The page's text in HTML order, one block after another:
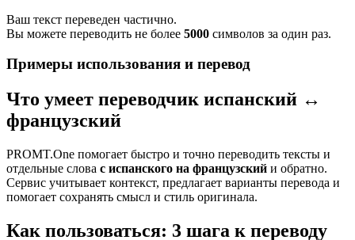
Ваш текст переведен частично.
Вы можете переводить не более 5000 символов за один раз.
Примеры использования и перевод
Что умеет переводчик испанский ↔
французский
PROMT.One помогает быстро и точно переводить тексты и
отдельные слова с испанского на французский и обратно.
Сервис учитывает контекст, предлагает варианты перевода и
помогает сохранять смысл и стиль оригинала.
Как пользоваться: 3 шага к переводу